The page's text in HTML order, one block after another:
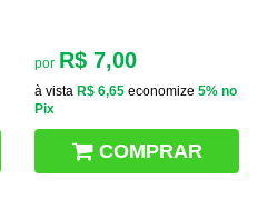
por R$ 7,00
à vista R$ 6,65 economize 5% no
Pix
COMPRAR